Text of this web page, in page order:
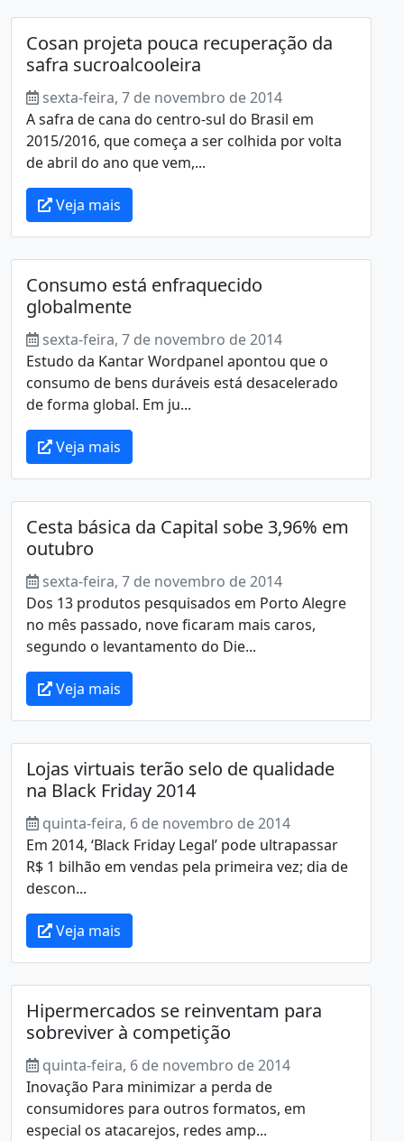
Cosan projeta pouca recuperação da
safra sucroalcooleira
sexta-feira, 7 de novembro de 2014
A safra de cana do centro-sul do Brasil em
2015/2016, que começa a ser colhida por volta
de abril do ano que vem,...
Veja mais
Consumo está enfraquecido
globalmente
sexta-feira, 7 de novembro de 2014
Estudo da Kantar Wordpanel apontou que o
consumo de bens duráveis está desacelerado
de forma global. Em ju...
Veja mais
Cesta básica da Capital sobe 3,96% em
outubro
sexta-feira, 7 de novembro de 2014
Dos 13 produtos pesquisados em Porto Alegre
no mês passado, nove ficaram mais caros,
segundo o levantamento do Die...
Veja mais
Lojas virtuais terão selo de qualidade
na Black Friday 2014
quinta-feira, 6 de novembro de 2014
Em 2014, ‘Black Friday Legal’ pode ultrapassar
R$ 1 bilhão em vendas pela primeira vez; dia de
descon...
Veja mais
Hipermercados se reinventam para
sobreviver à competição
quinta-feira, 6 de novembro de 2014
Inovação Para minimizar a perda de
consumidores para outros formatos, em
especial os atacarejos, redes amp...